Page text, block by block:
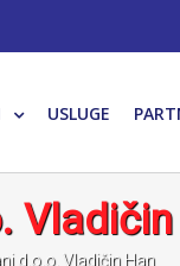
USLUGE
d.o.o. Vladičin Han